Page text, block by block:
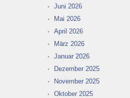
Juni 2026
Mai 2026
April 2026
März 2026
Januar 2026
Dezember 2025
November 2025
Oktober 2025